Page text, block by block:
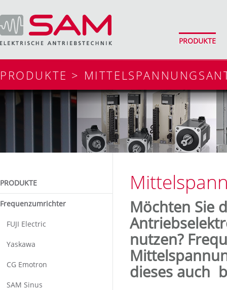
PRODUKTE
PRODUKTE >
PRODUKTE
Frequenzumrichter
FUJI Electric
Yaskawa
CG Emotron
SAM Sinus
Möchten Sie
nutzen?
dieses auch